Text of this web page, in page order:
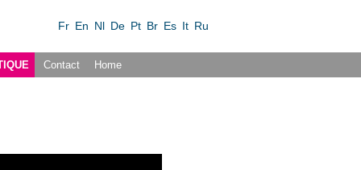
Fr En Nl De Pt Br Es It Ru
Contact Home